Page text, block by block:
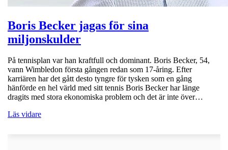
Boris Becker jagas för sina
miljonskulder
På tennisplan var han kraftfull och dominant. Boris Becker, 54,
vann Wimbledon första gången redan som 17-åring. Efter
karriären har det gått desto tyngre för tysken som en gång
hänförde en hel värld med sitt tennis Boris Becker har länge
dragits med stora ekonomiska problem och det är inte över…
Läs vidare